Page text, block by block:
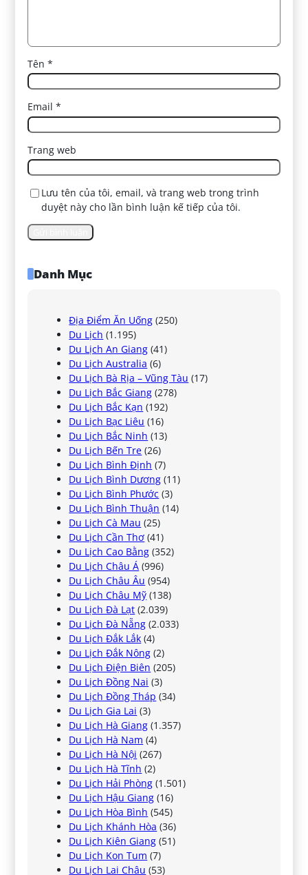
Tên*
Email*
Trang web
Lưu tên của tôi, email, và trang web trong trình
duyệt này cho lần bình luận kế tiếp của tôi.
Danh Mục
Địa Điểm Ăn Uống (250)
Du Lịch (1.195)
Du Lịch An Giang (41)
Du Lịch Australia (6)
Du Lịch Bà Rịa – Vũng Tàu (17)
Du Lịch Bắc Giang (278)
Du Lịch Bắc Kạn (192)
Du Lịch Bạc Liêu (16)
Du Lịch Bắc Ninh (13)
Du Lịch Bến Tre (26)
Du Lịch Bình Định (7)
Du Lịch Bình Dương (11)
Du Lịch Bình Phước (3)
Du Lịch Bình Thuận (14)
Du Lịch Cà Mau (25)
Du Lịch Cần Thơ (41)
Du Lịch Cao Bằng (352)
Du Lịch Châu Á (996)
Du Lịch Châu Âu (954)
Du Lịch Châu Mỹ (138)
Du Lịch Đà Lạt (2.039)
Du Lịch Đà Nẵng (2.033)
Du Lịch Đắk Lắk (4)
Du Lịch Đắk Nông (2)
Du Lịch Điện Biên (205)
Du Lịch Đồng Nai (3)
Du Lịch Đồng Tháp (34)
Du Lịch Gia Lai (3)
Du Lịch Hà Giang (1.357)
Du Lịch Hà Nam (4)
Du Lịch Hà Nội (267)
Du Lịch Hà Tĩnh (2)
Du Lịch Hải Phòng (1.501)
Du Lịch Hậu Giang (16)
Du Lịch Hòa Bình (545)
Du Lịch Khánh Hòa (36)
Du Lịch Kiên Giang (51)
Du Lịch Kon Tum (7)
Du Lịch Lai Châu (53)